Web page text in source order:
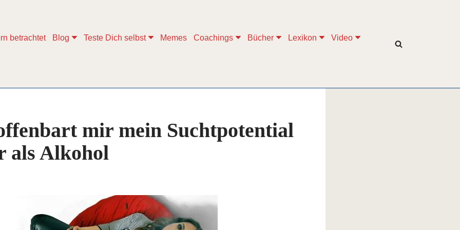
betrachtet Blog Teste Dich selbst Memes Coachings Bücher Lexikon
Video
mir mein Suchtpotential
als Alkohol